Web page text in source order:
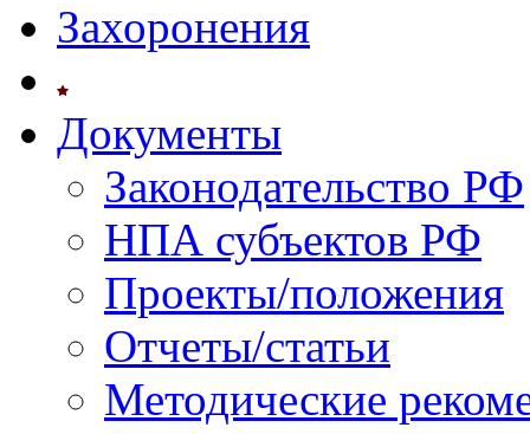
Захоронения
Документы
Законодательство РФ
НПА субъектов РФ
Проекты/положения
Отчеты/статьи
Методические